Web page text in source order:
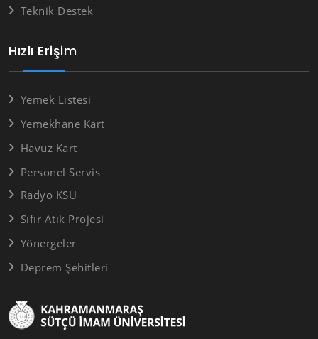
Hızlı Erişim
Yemek Listesi
Yemekhane Kart
Havuz Kart
Personel Servis
Radyo KSÜ
Sıfır Atık Projesi
Yönergeler
Deprem Şehitleri
Teknik Destek